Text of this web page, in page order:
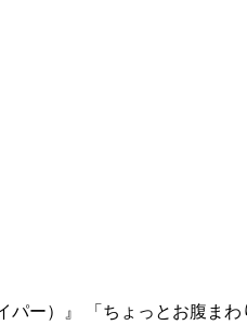
パー）』 「ちょっとお腹